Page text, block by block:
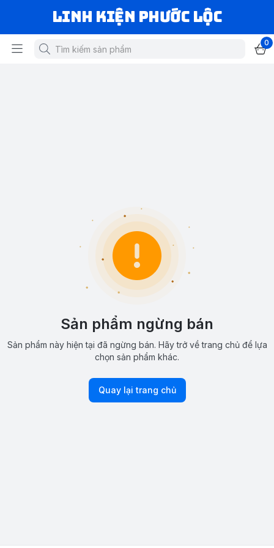
LINH KIỆN PHƯỚC LỘC
0
Sản phẩm ngừng bán
Sản phẩm này hiện tại đã ngừng bán. Hãy trở về trang chủ để lựa
chọn sản phẩm khác.
Quay lại trang chủ